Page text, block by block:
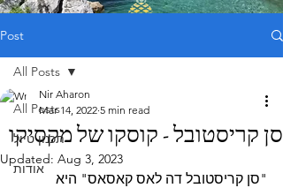
Post
All Posts
תכנון טיול
אודות
All Posts
סן קריסטובל - קוסקו של מקסיקו
Nir Aharon
Mar 14, 2022 5 min read
Updated: Aug 3, 2023
"סן קריסטובל דה לאס קאסאס" היא